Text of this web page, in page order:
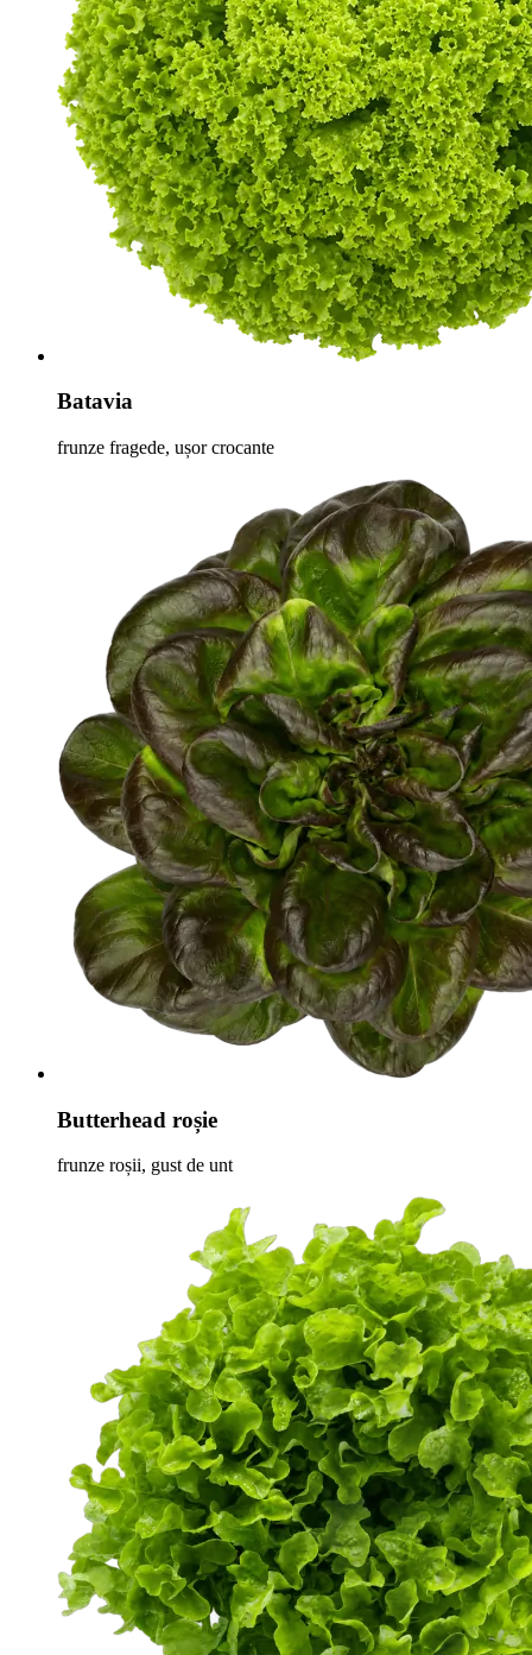
Batavia
frunze fragede, ușor crocante
Butterhead roșie
frunze roșii, gust de unt